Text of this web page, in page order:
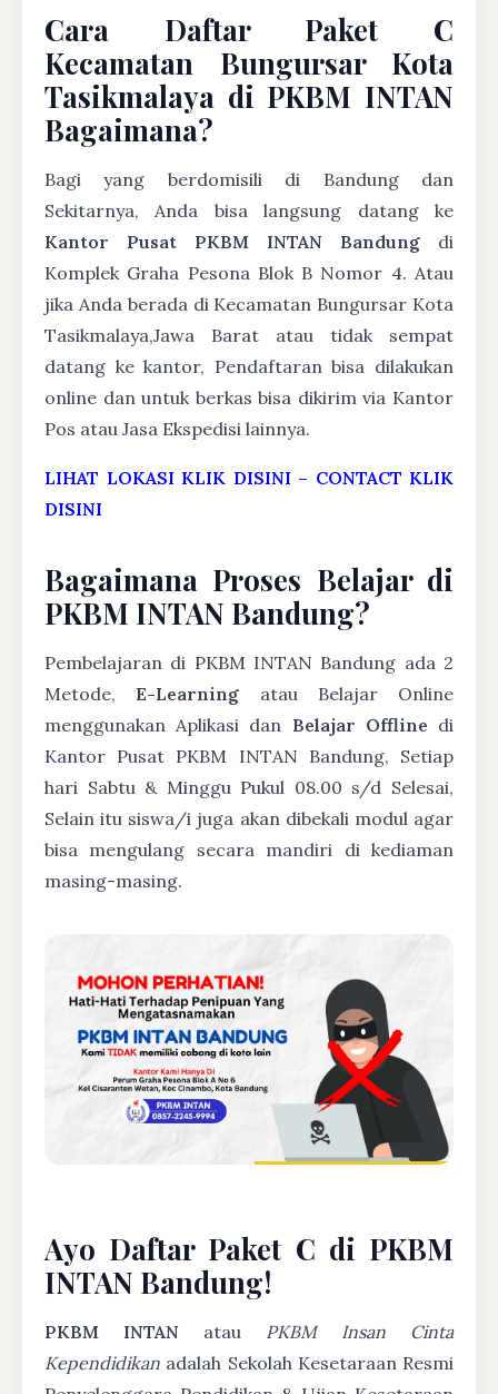
Cara Daftar Paket C
Kecamatan Bungursar Kota
Tasikmalaya di PKBM INTAN
Bagaimana?
Bagi yang berdomisili di Bandung dan
Sekitarnya, Anda bisa langsung datang ke
Kantor Pusat PKBM INTAN Bandung di
Komplek Graha Pesona Blok B Nomor 4. Atau
jika Anda berada di Kecamatan Bungursar Kota
Tasikmalaya,Jawa Barat atau tidak sempat
datang ke kantor, Pendaftaran bisa dilakukan
online dan untuk berkas bisa dikirim via Kantor
Pos atau Jasa Ekspedisi lainnya.
LIHAT LOKASI KLIK DISINI – CONTACT KLIK
DISINI
Bagaimana Proses Belajar di
PKBM INTAN Bandung?
Pembelajaran di PKBM INTAN Bandung ada 2
Metode,E-Learning atau Belajar Online
menggunakan Aplikasi dan Belajar Offline di
Kantor Pusat PKBM INTAN Bandung, Setiap
hari Sabtu & Minggu Pukul 08.00 s/d Selesai,
Selain itu siswa/i juga akan dibekali modul agar
bisa mengulang secara mandiri di kediaman
masing-masing.
Ayo Daftar Paket C di PKBM
INTAN Bandung!
PKBM INTAN atau PKBM Insan Cinta
Kependidikan adalah Sekolah Kesetaraan Resmi